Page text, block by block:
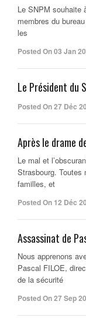
Le SNPM souhaite
membres du
les
Posted On 03 Jan
Le Président du
Posted On 27 Déc
Après le drame
Le mal et
Strasbourg.
familles, et
Posted On 12 Déc
Assassinat de
Nous apprenons
Pascal FILOE,
de la sécurité
Posted On 27 Sep